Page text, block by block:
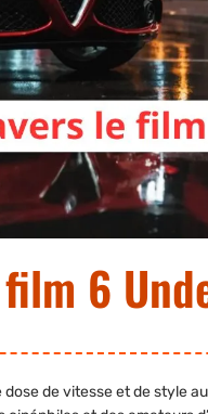
film 6
de vitesse et de style